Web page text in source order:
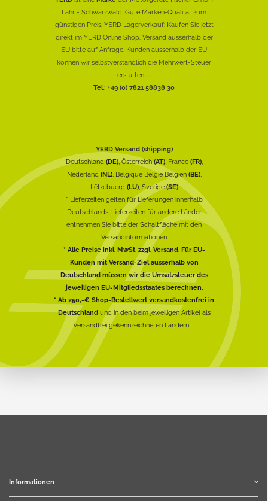
Lahr - Schwarzwald: Gute Marken-Qualität zum
günstigen Preis. YERD Lagerverkauf: Kaufen Sie jetzt
direkt im YERD Online Shop. Versand ausserhalb der
EU bitte auf Anfrage. Kunden ausserhalb der EU
können wir selbstverständlich die Mehrwert-Steuer
erstatten......
Tel.: +49 (0) 7821 58838 30
YERD Versand (shipping)
Deutschland(DE), Österreich(AT), France (FR),
Nederland (NL), Belgique België Belgien (BE),
Lëtzebuerg (LU), Sverige(SE)
* Lieferzeiten gelten für Lieferungen innerhalb
Deutschlands, Lieferzeiten für andere Länder
entnehmen Sie bitte der Schaltfläche mit den
Versandinformationen
* Alle Preise inkl. MwSt. zzgl. Versand. Für EU-
Kunden mit Versand-Ziel ausserhalb von
Deutschland müssen wir die Umsatzsteuer des
jeweiligen EU-Mitgliedsstaates berechnen.
* Ab 250,-€ Shop-Bestellwert versandkostenfrei in
Deutschlandund in den beim jeweiligen Artikel als
versandfrei gekennzeichneten Ländern!
Informationen